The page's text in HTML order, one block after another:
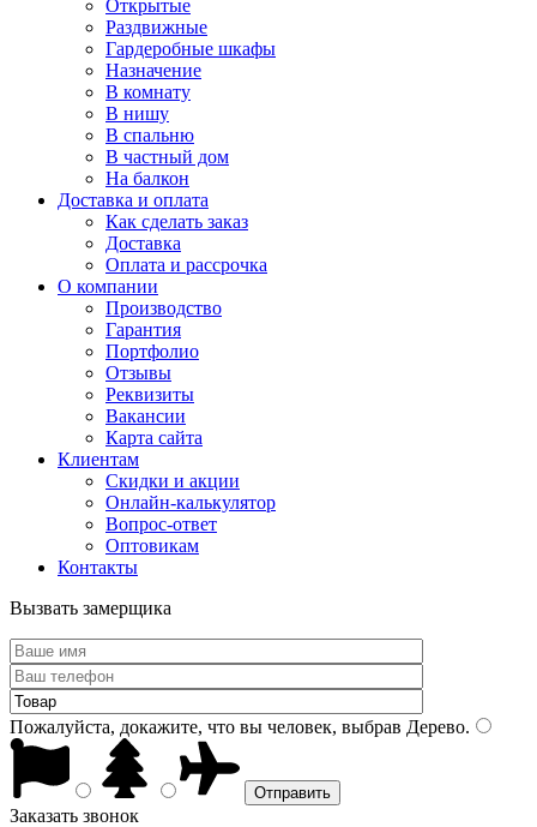
Открытые
Раздвижные
Гардеробные шкафы
Назначение
В комнату
В нишу
В спальню
В частный дом
На балкон
Доставка и оплата
Как сделать заказ
Доставка
Оплата и рассрочка
О компании
Производство
Гарантия
Портфолио
Отзывы
Реквизиты
Вакансии
Карта сайта
Клиентам
Скидки и акции
Онлайн-калькулятор
Вопрос-ответ
Оптовикам
Контакты
Вызвать замерщика
Пожалуйста, докажите, что вы человек, выбрав Дерево.
Заказать звонок